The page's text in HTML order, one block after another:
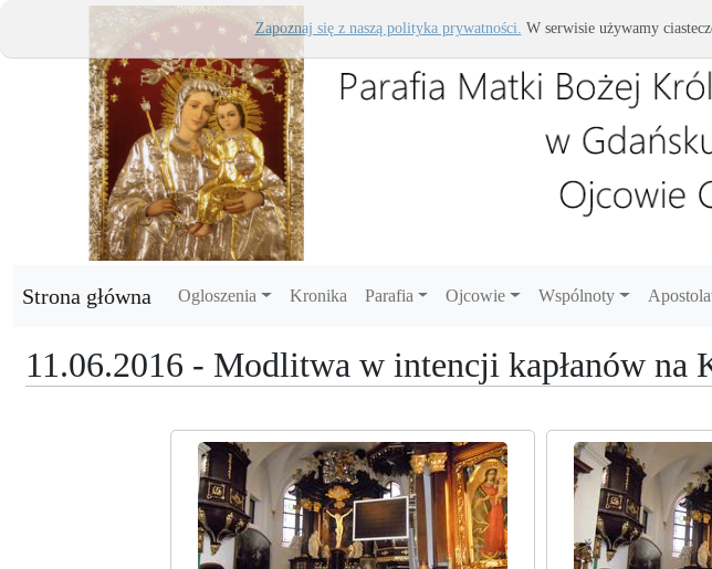
Strona główna Ogloszenia Kronika Parafia Ojcowie Wspólnoty
11.06.2016 - Modlitwa w intencji kapłanów na
Zapoznaj się z naszą polityka prywatności. W serwisie używamy